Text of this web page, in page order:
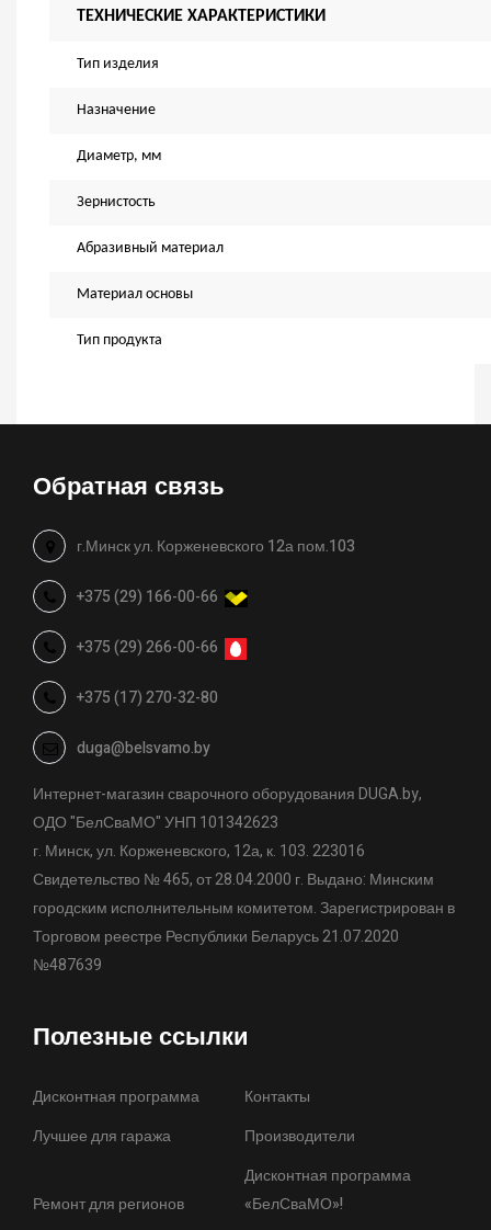
ТЕХНИЧЕСКИЕ ХАРАКТЕРИСТИКИ
Тип изделия
Назначение
Диаметр, мм
Зернистость
Абразивный материал
Материал основы
Тип продукта
Обратная связь
г.Минск ул. Корженевского 12а пом.103
+375 (29) 166-00-66
+375 (29) 266-00-66
+375 (17) 270-32-80
duga@belsvamo.by
Интернет-магазин сварочного оборудования DUGA.by,
ОДО "БелСваМО" УНП 101342623
г. Минск, ул. Корженевского, 12а, к. 103. 223016
Свидетельство № 465, от 28.04.2000 г. Выдано: Минским
городским исполнительным комитетом. Зарегистрирован в
Торговом реестре Республики Беларусь 21.07.2020
№487639
Полезные ссылки
Дисконтная программа
Контакты
Лучшее для гаража
Производители
Ремонт для регионов
Дисконтная программа
«БелСваМО»!